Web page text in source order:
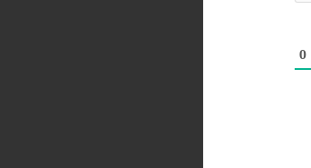
0